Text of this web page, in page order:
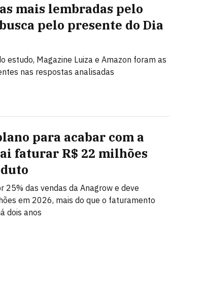
mais lembradas pelo
pelo presente do Dia
estudo, Magazine Luiza e Amazon foram as
nas respostas analisadas
para acabar com a
faturar R$ 22 milhões
25% das vendas da Anagrow e deve
em 2026, mais do que o faturamento
dois anos